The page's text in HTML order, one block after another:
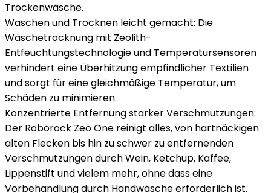
Trockenwäsche.
Waschen und Trocknen leicht gemacht: Die
Wäschetrocknung mit Zeolith-
Entfeuchtungstechnologie und Temperatursensoren
verhindert eine Überhitzung empfindlicher Textilien
und sorgt für eine gleichmäßige Temperatur, um
Schäden zu minimieren.
Konzentrierte Entfernung starker Verschmutzungen:
Der Roborock Zeo One reinigt alles, von hartnäckigen
alten Flecken bis hin zu schwer zu entfernenden
Verschmutzungen durch Wein, Ketchup, Kaffee,
Lippenstift und vielem mehr, ohne dass eine
Vorbehandlung durch Handwäsche erforderlich ist.